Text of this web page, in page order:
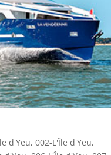
d'Yeu, 002-L'Île d'Yeu,